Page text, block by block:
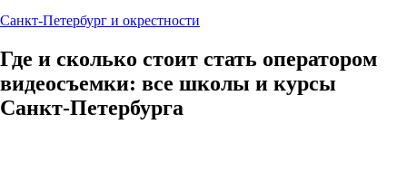
Санкт-Петербург и окрестности
Где и сколько стоит стать оператором
видеосъемки: все школы и курсы
Санкт-Петербурга